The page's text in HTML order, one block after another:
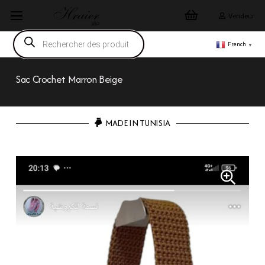
Vendeur
Recherche
de
produits
French ▼
Sac Crochet Marron Beige
MADE IN TUNISIA